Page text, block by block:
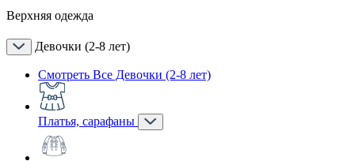
Верхняя одежда
Девочки (2-8 лет)
Смотреть Все Девочки (2-8 лет)
Платья, сарафаны